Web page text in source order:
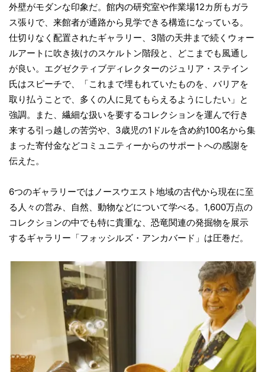
外壁がモダンな印象だ。館内の研究室や作業場12カ所もガラ
ス張りで、来館者が通路から見学できる構造になっている。
仕切りなく配置されたギャラリー、3階の天井まで続くウォー
ルアートに吹き抜けのスケルトン階段と、どこまでも風通し
が良い。エグゼクティブディレクターのジュリア・ステイン
氏はスピーチで、「これまで埋もれていたものを、バリアを
取り払うことで、多くの人に見てもらえるようにしたい」と
強調。また、繊細な扱いを要するコレクションを運んで行き
来する引っ越しの苦労や、3歳児の1ドルを含め約100名から集
まった寄付金などコミュニティーからのサポートへの感謝を
伝えた。
6つのギャラリーではノースウエスト地域の古代から現在に至
る人々の営み、自然、動物などについて学べる。1,600万点の
コレクションの中でも特に貴重な、恐竜関連の発掘物を展示
するギャラリー「フォッシルズ・アンカバード」は圧巻だ。